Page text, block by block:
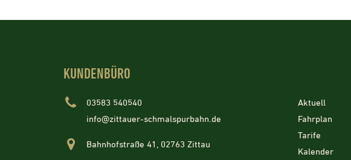
KUNDENBÜRO
03583 540540
info@zittauer-schmalspurbahn.de
Bahnhofstraße 41, 02763 Zittau
Aktuell
Fahrplan
Tarife
Kalender